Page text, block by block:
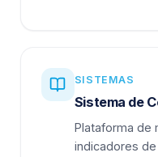
SISTEMAS
Sistema de
Plataforma de
indicadores